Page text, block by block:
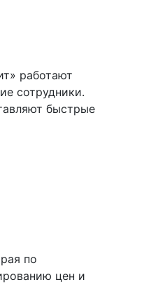
работают
сотрудники.
быстрые
по
цен и